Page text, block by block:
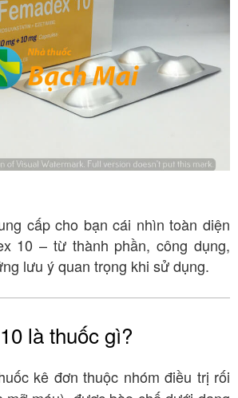
cấp cho bạn cái nhìn toàn diện
10 – từ thành phần, công dụng,
lưu ý quan trọng khi sử dụng.
là thuốc gì?
kê đơn thuộc nhóm điều trị rối